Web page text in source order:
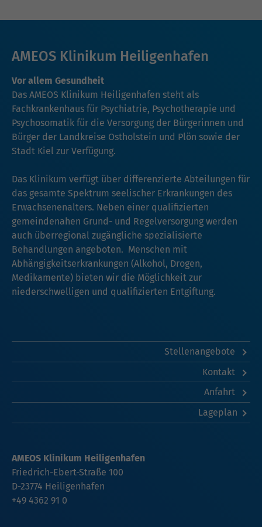
AMEOS Klinikum Heiligenhafen
Vor allem Gesundheit
Das AMEOS Klinikum Heiligenhafen steht als
Fachkrankenhaus für Psychiatrie, Psychotherapie und
Psychosomatik für die Versorgung der Bürgerinnen und
Bürger der Landkreise Ostholstein und Plön sowie der
Stadt Kiel zur Verfügung.
Das Klinikum verfügt über differenzierte Abteilungen für
das gesamte Spektrum seelischer Erkrankungen des
Erwachsenenalters. Neben einer qualifizierten
gemeindenahen Grund- und Regelversorgung werden
auch überregional zugängliche spezialisierte
Behandlungen angeboten. Menschen mit
Abhängigkeitserkrankungen (Alkohol, Drogen,
Medikamente) bieten wir die Möglichkeit zur
niederschwelligen und qualifizierten Entgiftung.
Stellenangebote
Kontakt
Anfahrt
Lageplan
AMEOS Klinikum Heiligenhafen
Friedrich-Ebert-Straße 100
D-23774 Heiligenhafen
+49 4362 91 0